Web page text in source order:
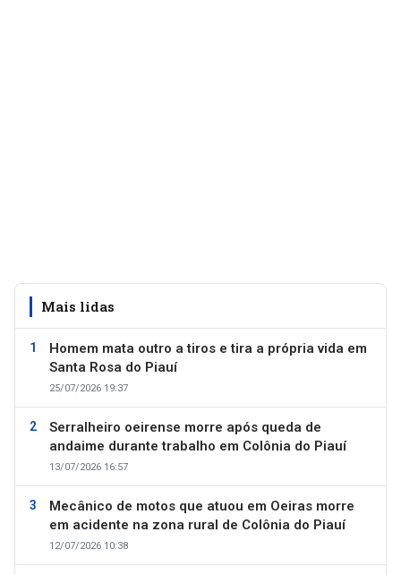
Mais lidas
Homem mata outro a tiros e tira a própria vida em
Santa Rosa do Piauí
25/07/2026 19:37
Serralheiro oeirense morre após queda de
andaime durante trabalho em Colônia do Piauí
13/07/2026 16:57
Mecânico de motos que atuou em Oeiras morre
em acidente na zona rural de Colônia do Piauí
12/07/2026 10:38